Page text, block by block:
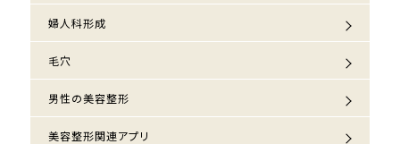
婦人科形成
毛穴
男性の美容整形
美容整形関連アプリ